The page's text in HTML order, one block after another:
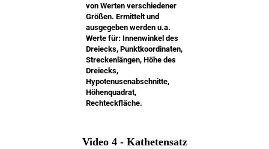
von Werten verschiedener
Größen. Ermittelt und
ausgegeben werden u.a.
Werte für: Innenwinkel des
Dreiecks, Punktkoordinaten,
Streckenlängen, Höhe des
Dreiecks,
Hypotenusenabschnitte,
Höhenquadrat,
Rechteckfläche.
Video 4 - Kathetensatz